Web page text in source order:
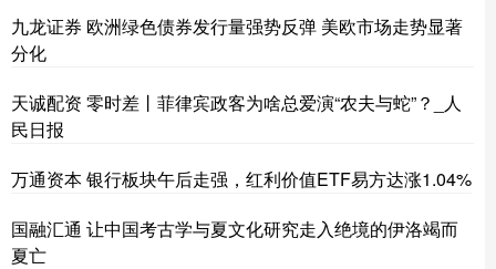
九龙证券 欧洲绿色债券发行量强势反弹 美欧市场走势显著
分化
天诚配资 ‍‍零时差丨菲律宾政客为啥总爱演“农夫与蛇”？_人
民日报
万通资本 银行板块午后走强，红利价值ETF易方达涨1.04%
国融汇通 让中国考古学与夏文化研究走入绝境的伊洛竭而
夏亡